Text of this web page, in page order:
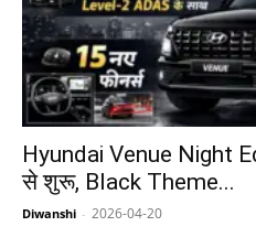
Hyundai Venue Night
से शुरू, Black Theme...
Diwanshi - 2026-04-20